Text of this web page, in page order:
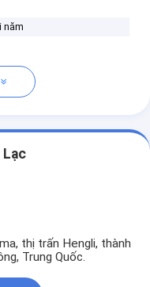
năm
Lạc
thị trấn Hengli, thành
Trung Quốc.